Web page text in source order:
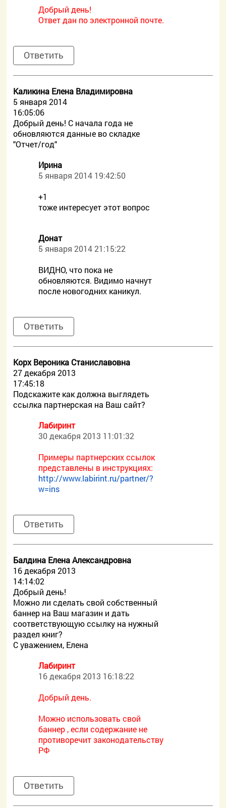
Добрый день!
Ответ дан по электронной почте.
Ответить
Каликина Елена Владимировна
5 января 2014
16:05:06
Добрый день! С начала года не
обновляются данные во складке
"Отчет/год"
Ирина
5 января 2014 19:42:50
+1
тоже интересует этот вопрос
Донат
5 января 2014 21:15:22
ВИДНО, что пока не
обновляются. Видимо начнут
после новогодних каникул.
Ответить
Корх Вероника Станиславовна
27 декабря 2013
17:45:18
Подскажите как должна выглядеть
ссылка партнерская на Ваш сайт?
Лабиринт
30 декабря 2013 11:01:32
Примеры партнерских ссылок
представлены в инструкциях:
http://www.labirint.ru/partner/?
w=ins
Ответить
Балдина Елена Александровна
16 декабря 2013
14:14:02
Добрый день!
Можно ли сделать свой собственный
баннер на Ваш магазин и дать
соответствующую ссылку на нужный
раздел книг?
С уважением, Елена
Лабиринт
16 декабря 2013 16:18:22
Добрый день.
Можно использовать свой
баннер , если содержание не
противоречит законодательству
РФ
Ответить